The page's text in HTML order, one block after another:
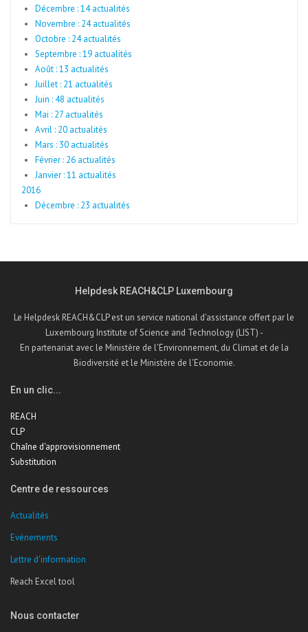
Décembre : 14 actualités
Novembre : 24 actualités
Octobre : 24 actualités
Septembre : 19 actualités
Août : 13 actualités
Juillet : 21 actualités
Juin : 48 actualités
Mai : 27 actualités
Avril : 20 actualités
Mars : 30 actualités
Février : 26 actualités
Janvier : 11 actualités
2016
Décembre : 23 actualités
Helpdesk REACH&CLP Luxembourg
Le Helpdesk REACH&CLP est un service national d'assistance offert par le
Luxembourg Institute of Science and Technology (LIST) -
En partenariat avec le Ministère de l'Environnement, du Climat et de la
Biodiversité et le Ministère de l'Economie.
En un clic...
REACH
CLP
Chaîne d'approvisionnement
Substitution
Centre de ressources
Actualités
Evénements
Lettre d'information
Reach Excel tool
Nous contacter